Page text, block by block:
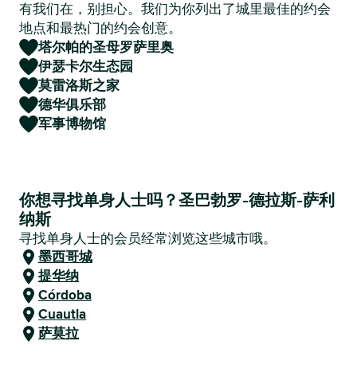
有我们在，别担心。我们为你列出了城里最佳的约会
地点和最热门的约会创意。
塔尔帕的圣母罗萨里奥
伊瑟卡尔生态园
莫雷洛斯之家
德华俱乐部
军事博物馆
你想寻找单身人士吗？圣巴勃罗-德拉斯-萨利
纳斯
寻找单身人士的会员经常浏览这些城市哦。
墨西哥城
提华纳
Córdoba
Cuautla
萨莫拉